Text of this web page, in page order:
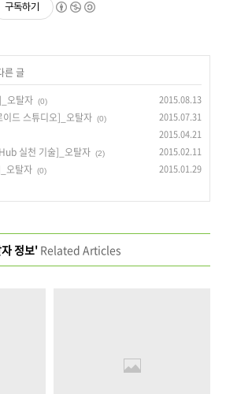
구독하기
른 글
오탈자 (0) 2015.08.13
드 스튜디오]_오탈자 (0) 2015.07.31
2015.04.21
실천 기술]_오탈자 (2) 2015.02.11
오탈자 (0) 2015.01.29
정보' Related Articles